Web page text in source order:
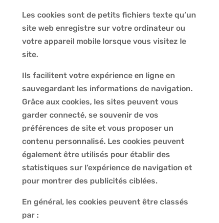
Les cookies sont de petits fichiers texte qu’un
site web enregistre sur votre ordinateur ou
votre appareil mobile lorsque vous visitez le
site.
Ils facilitent votre expérience en ligne en
sauvegardant les informations de navigation.
Grâce aux cookies, les sites peuvent vous
garder connecté, se souvenir de vos
préférences de site et vous proposer un
contenu personnalisé. Les cookies peuvent
également être utilisés pour établir des
statistiques sur l’expérience de navigation et
pour montrer des publicités ciblées.
En général, les cookies peuvent être classés
par :